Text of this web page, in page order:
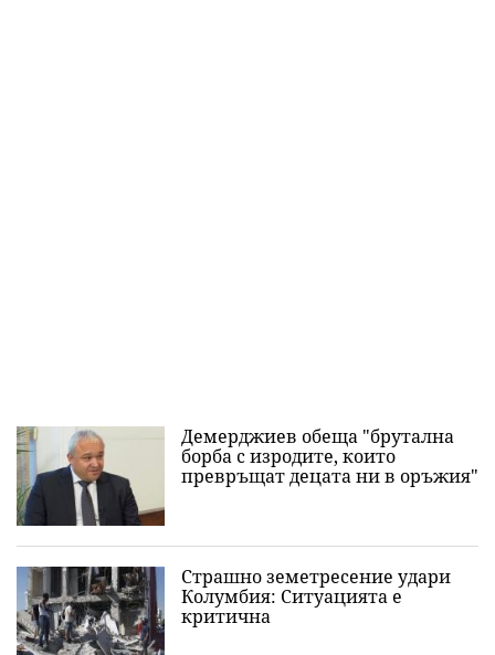
Демерджиев обеща "брутална
борба с изродите, които
превръщат децата ни в оръжия"
Страшно земетресение удари
Колумбия: Ситуацията е
критична